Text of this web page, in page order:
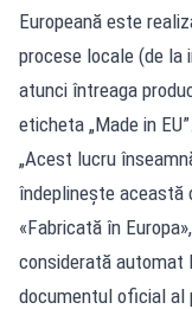
Europeană este
procese locale (de la
atunci întreaga
eticheta „Made in EU”.
„Acest lucru
îndeplinește
«Fabricată în
considerată automat
documentul oficial al